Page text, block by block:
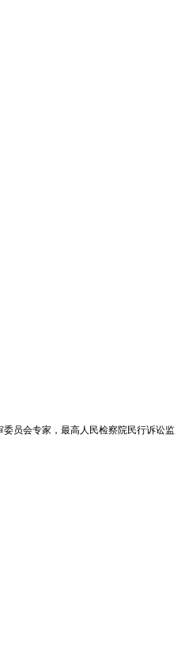
员会专家，最高人民检察院民行诉讼监